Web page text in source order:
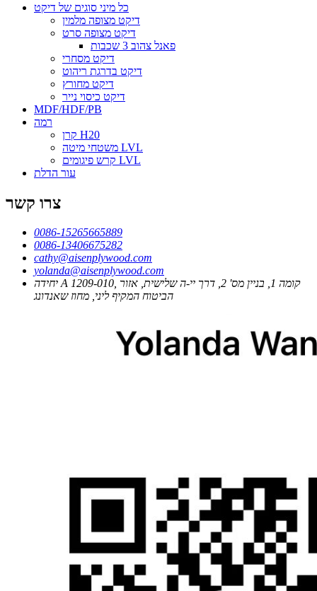
כל מיני סוגים של דיקט
דיקט מצופה מלמין
דיקט מצופה סרט
פאנל צהוב 3 שכבות
דיקט מסחרי
דיקט בדרגת ריהוט
דיקט מחורץ
דיקט כיסוי נייר
MDF/HDF/PB
רמה
קרן H20
משטחי מיטה LVL
קרש פיגומים LVL
עור הדלת
צרו קשר
0086-15265665889
0086-13406675282
cathy@aisenplywood.com
yolanda@aisenplywood.com
יחידה A 1209-010, קומה 1, בניין מס' 2, דרך יי-ה שלישית, אזור
הביטוח המקיף ליני, מחוז שאנדונג